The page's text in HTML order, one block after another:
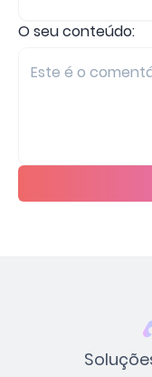
O seu conteúdo: